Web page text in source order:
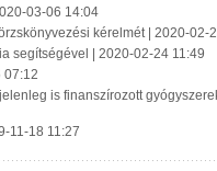
03-06 14:04
kérelmét | 2020-02-
segítségével | 2020-02-24 11:49
07:12
is finanszírozott
11-18 11:27